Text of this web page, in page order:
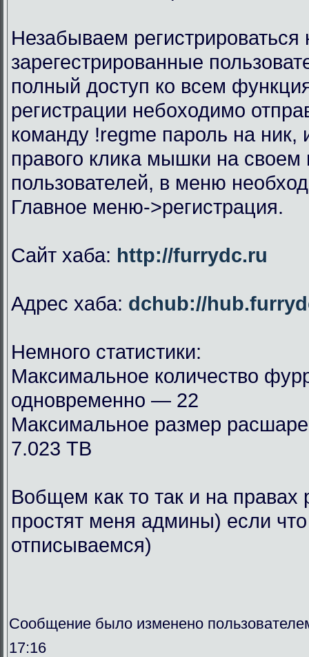
Незабываем регистрироваться
зарегестрированные
полный доступ ко всем
регистрации небоходимо
команду !regme пароль на
правого клика мышки на своем
пользователей, в меню
Главное меню->регистрация.
Сайт хаба: http://furrydc.ru
Адрес хаба: dchub://
Немного статистики:
Максимальное количество
одновременно — 22
Максимальное размер
7.023 TB
Вобщем как то так и на
простят меня админы) если
отписываемся)
Сообщение было изменено
17:16